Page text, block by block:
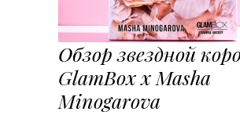
Обзор звездной
GlamBox x Masha
Minogarova